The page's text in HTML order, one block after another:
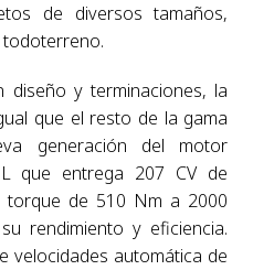
de diversos tamaños,
diseño y terminaciones, la
que el resto de la gama
generación del motor
que entrega 207 CV de
de 510 Nm a 2000
rendimiento y eficiencia.
velocidades automática de